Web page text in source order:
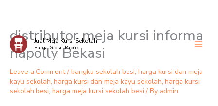
Skip
content
Jual Meja Kursi Sekolah
Harga Grosir Pabrik
distributor meja kursi informa
napolly Bekasi
Leave a Comment / bangku sekolah besi, harga kursi dan meja
kayu sekolah, harga kursi dan meja kayu sekolah, harga kursi
sekolah besi, harga meja kursi sekolah besi / By admin